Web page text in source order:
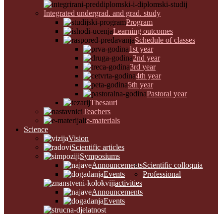
Integrated undergrad. and grad. study
Program
Learning outcomes
Schedule of classes
1st year
2nd year
3rd year
4th year
5th year
Pastoral year
Thesauri
Teachers
e-materials
Science
Vision
Scientific articles
Symposiums
Announcements
Events
Scientific colloquia
Announcements
Events
Professional
activities